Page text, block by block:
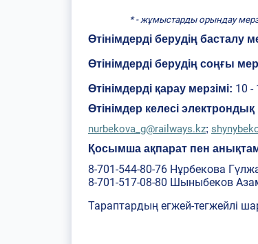
* - жұмыстарды орындау
Өтінімдерді берудің басталу
Өтінімдерді берудің соңғы
Өтінімдерді қарау мерзімі: 10 -
Өтінімдер келесі
nurbekova_g@railways.kz;
Қосымша ақпарат пен
8-701-544-80-76 Нұрбекова
8-701-517-08-80 Шыныбеков
Тараптардың егжей-тегжейлі